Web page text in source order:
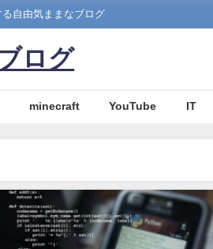
自由気ままなブログ
ログ
minecraft YouTube IT